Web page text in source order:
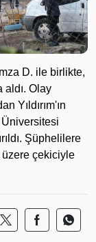
D. ile birlikte,
aldı. Olay
Yıldırım'ın
Şüphelilere
çekiciyle